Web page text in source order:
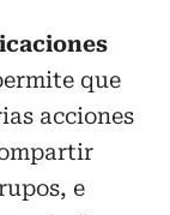
que
acciones
e